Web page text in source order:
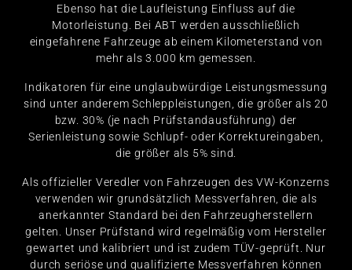
Ebenso hat die Laufleistung Einfluss auf die
Motorleistung. Bei ABT werden ausschließlich
eingefahrene Fahrzeuge ab einem Kilometerstand von
mehr als 3.000 km gemessen.
Indikatoren für eine unglaubwürdige Leistungsmessung
sind unter anderem Schleppleistungen, die größer als 20
bzw. 30% (je nach Prüfstandausführung) der
Serienleistung sowie Schlupf- oder Korrektureingaben,
die größer als 5% sind.
Als offizieller Veredler von Fahrzeugen des VW-Konzerns
verwenden wir grundsätzlich Messverfahren, die als
anerkannter Standard bei den Fahrzeugherstellern
gelten. Unser Prüfstand wird regelmäßig vom Hersteller
gewartet und kalibriert und ist zudem TÜV-geprüft. Nur
durch seriöse und qualifizierte Messverfahren können